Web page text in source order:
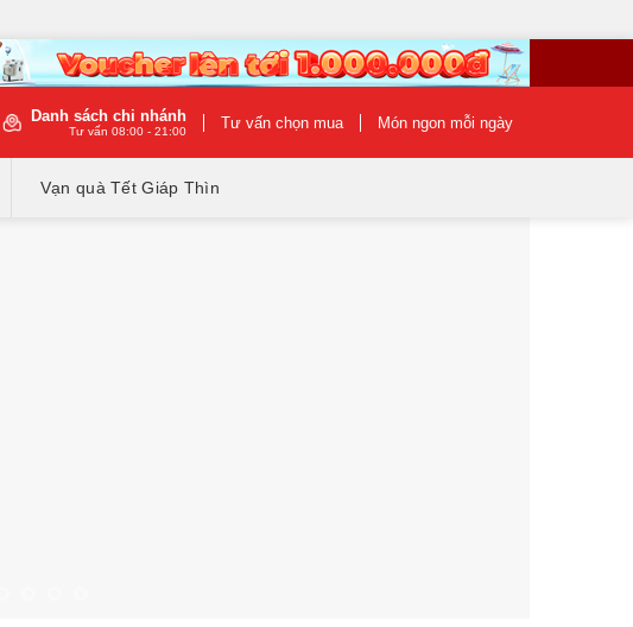
Danh sách chi nhánh
Tư vấn 08:00 - 21:00 Tư vấn chọn mua Món ngon mỗi ngày
Vạn quà Tết Giáp Thìn